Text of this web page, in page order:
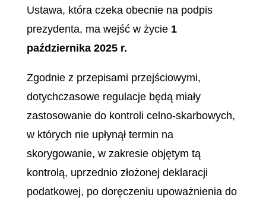
Ustawa, która czeka obecnie na podpis
prezydenta, ma wejść w życie 1
października 2025 r.
Zgodnie z przepisami przejściowymi,
dotychczasowe regulacje będą miały
zastosowanie do kontroli celno-skarbowych,
w których nie upłynął termin na
skorygowanie, w zakresie objętym tą
kontrolą, uprzednio złożonej deklaracji
podatkowej, po doręczeniu upoważnienia do